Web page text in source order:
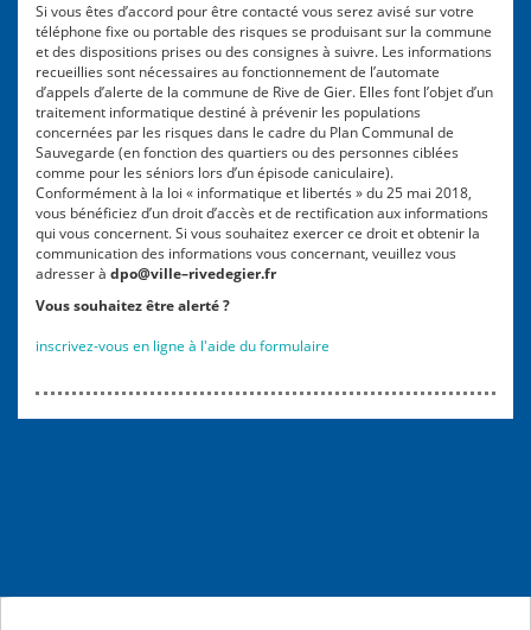
Si vous êtes d’accord pour être contacté vous serez avisé sur votre
téléphone fixe ou portable des risques se produisant sur la commune
et des dispositions prises ou des consignes à suivre. Les informations
recueillies sont nécessaires au fonctionnement de l’automate
d’appels d’alerte de la commune de Rive de Gier. Elles font l’objet d’un
traitement informatique destiné à prévenir les populations
concernées par les risques dans le cadre du Plan Communal de
Sauvegarde (en fonction des quartiers ou des personnes ciblées
comme pour les séniors lors d’un épisode caniculaire).
Conformément à la loi « informatique et libertés » du 25 mai 2018,
vous bénéficiez d’un droit d’accès et de rectification aux informations
qui vous concernent. Si vous souhaitez exercer ce droit et obtenir la
communication des informations vous concernant, veuillez vous
adresser à dpo@ville–rivedegier.fr
Vous souhaitez être alerté ?
inscrivez-vous en ligne à l'aide du formulaire